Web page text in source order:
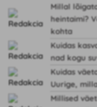
Millal
heintaimi?
kohta
Kuidas
nad kogu
Kuidas
Uurige,
Millised